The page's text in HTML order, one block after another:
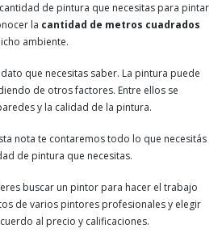
de pintura que necesitas para pintar
la cantidad de metros cuadrados
ambiente.
que necesitas saber. La pintura puede
de otros factores. Entre ellos se
y la calidad de la pintura.
nota te contaremos todo lo que necesitás
de pintura que necesitas.
buscar un pintor para hacer el trabajo
de varios pintores profesionales y elegir
al precio y calificaciones.